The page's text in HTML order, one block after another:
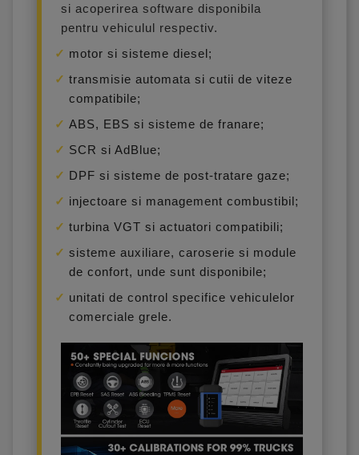
si acoperirea software disponibila
pentru vehiculul respectiv.
motor si sisteme diesel;
transmisie automata si cutii de viteze
compatibile;
ABS, EBS si sisteme de franare;
SCR si AdBlue;
DPF si sisteme de post-tratare gaze;
injectoare si management combustibil;
turbina VGT si actuatori compatibili;
sisteme auxiliare, caroserie si module
de confort, unde sunt disponibile;
unitati de control specifice vehiculelor
comerciale grele.